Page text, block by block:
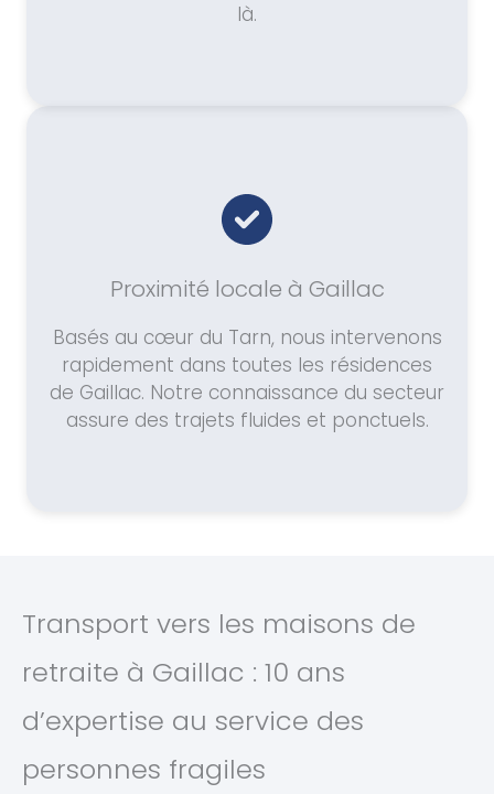
là.
Proximité locale à Gaillac
Basés au cœur du Tarn, nous intervenons
rapidement dans toutes les résidences
de Gaillac. Notre connaissance du secteur
assure des trajets fluides et ponctuels.
Transport vers les maisons de
retraite à Gaillac : 10 ans
d’expertise au service des
personnes fragiles